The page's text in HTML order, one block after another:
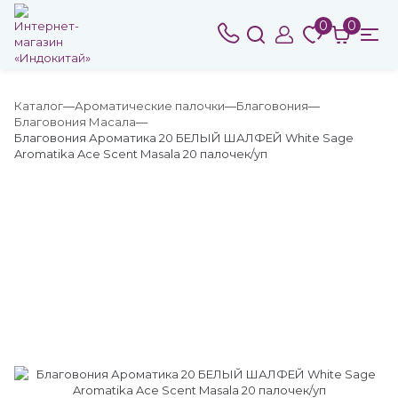
0 0
Каталог Ароматические палочки
Благовония
Благовония Масала
Благовония Ароматика 20 БЕЛЫЙ ШАЛФЕЙ White Sage
Aromatika Ace Scent Masala 20 палочек/уп